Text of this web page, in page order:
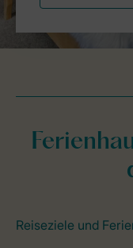
Reiseziele und